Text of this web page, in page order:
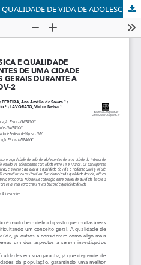
NÍVEL DE ATIVIDADE FÍSICA E QUALIDADE DE VIDA DE ADOLESCENTES DE UMA CIDADE DO INTERIOR DE MINAS GERAIS DURANTE A PANDEMIA DO SARS-CoV-2